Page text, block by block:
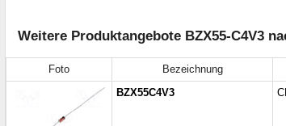
Weitere Produktangebote BZX55-C4V3
Foto Bezeichnung
BZX55C4V3